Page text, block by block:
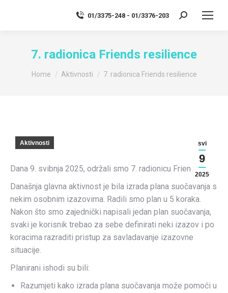
01/3375-248 - 01/3376-203 Search:
7. radionica Friends resilience
You are here:
Home Aktivnosti 7. radionica Friends resilience
svi
9
2025
Aktivnosti
Dana 9. svibnja 2025, održali smo 7. radionicu Friendsa.
Današnja glavna aktivnost je bila izrada plana suočavanja s
nekim osobnim izazovima. Radili smo plan u 5 koraka.
Nakon što smo zajednički napisali jedan plan suočavanja,
svaki je korisnik trebao za sebe definirati neki izazov i po
koracima razraditi pristup za savladavanje izazovne
situacije.
Planirani ishodi su bili:
Razumjeti kako izrada plana suočavanja može pomoći u